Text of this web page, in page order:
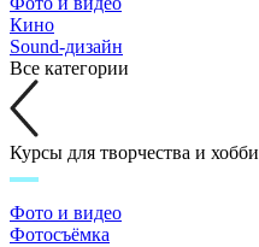
Кино
Sound-дизайн
Все категории
Курсы для творчества и хобби
Фото и видео
Фотосъёмка